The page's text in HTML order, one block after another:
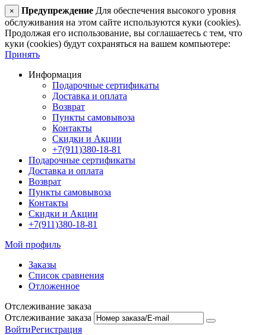
× Предупреждение Для обеспечения высокого уровня
обслуживания на этом сайте используются куки (cookies).
Продолжая его использование, вы соглашаетесь с тем, что
куки (cookies) будут сохраняться на вашем компьютере:
Принять
Информация
Подарочные сертификаты
Доставка и оплата
Возврат
Пункты самовывоза
Контакты
Скидки и Акции
+7(911)380-18-81
Подарочные сертификаты
Доставка и оплата
Возврат
Пункты самовывоза
Контакты
Скидки и Акции
+7(911)380-18-81
Мой профиль
Заказы
Список сравнения
Отложенное
Отслеживание заказа
Отслеживание заказа
ВойтиРегистрация